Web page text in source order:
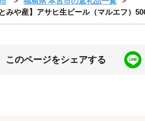
みや産】アサヒ生ビール（マルエフ）
このページをシェアする